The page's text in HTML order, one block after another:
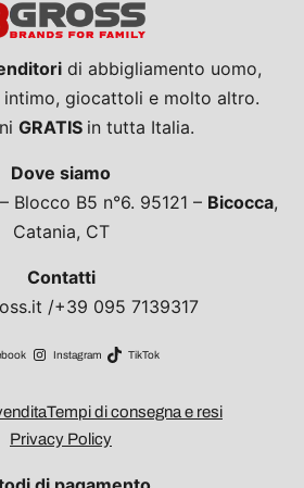
di abbigliamento uomo,
intimo, giocattoli e molto altro.
GRATIS in tutta Italia.
Dove siamo
Blocco B5 n°6. 95121 – Bicocca,
Catania, CT
Contatti
/+39 095 7139317
Instagram TikTok
Tempi di consegna e resi
Privacy Policy